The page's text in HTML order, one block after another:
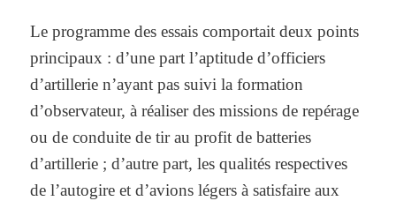
Le programme des essais comportait deux points
principaux : d’une part l’aptitude d’officiers
d’artillerie n’ayant pas suivi la formation
d’observateur, à réaliser des missions de repérage
ou de conduite de tir au profit de batteries
d’artillerie ; d’autre part, les qualités respectives
de l’autogire et d’avions légers à satisfaire aux